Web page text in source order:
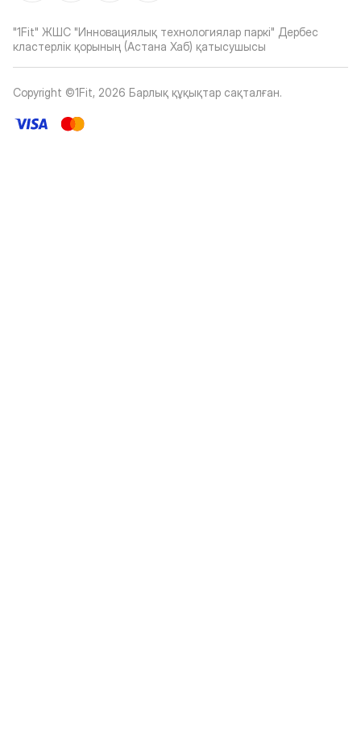
"1Fit" ЖШС "Инновациялық технологиялар паркі" Дербес
кластерлік қорының (Астана Хаб) қатысушысы
Copyright ©1Fit, 2026 Барлық құқықтар сақталған.